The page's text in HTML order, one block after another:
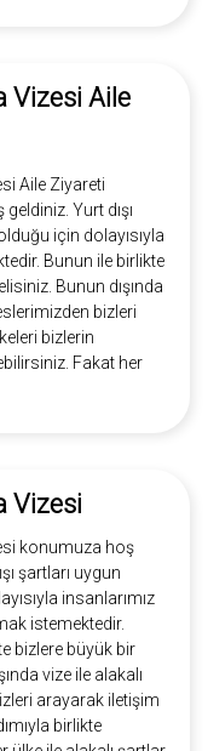
Vizesi Aile
Aile Ziyareti
Yurt dışı
için dolayısıyla
Bunun ile birlikte
Bunun dışında
bizleri
bizlerin
Fakat her
Vizesi
konumuza hoş
şartları uygun
insanlarımız
istemektedir.
bizlere büyük bir
vize ile alakalı
arayarak iletişim
birlikte